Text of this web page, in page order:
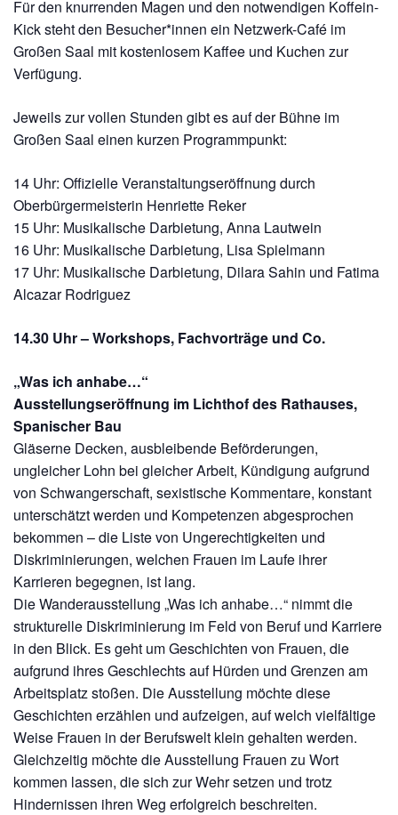
Für den knurrenden Magen und den notwendigen Koffein-
Kick steht den Besucher*innen ein Netzwerk-Café im
Großen Saal mit kostenlosem Kaffee und Kuchen zur
Verfügung.
Jeweils zur vollen Stunden gibt es auf der Bühne im
Großen Saal einen kurzen Programmpunkt:
14 Uhr: Offizielle Veranstaltungseröffnung durch
Oberbürgermeisterin Henriette Reker
15 Uhr: Musikalische Darbietung, Anna Lautwein
16 Uhr: Musikalische Darbietung, Lisa Spielmann
17 Uhr: Musikalische Darbietung, Dilara Sahin und Fatima
Alcazar Rodriguez
14.30 Uhr – Workshops, Fachvorträge und Co.
„Was ich anhabe…“
Ausstellungseröffnung im Lichthof des Rathauses,
Spanischer Bau
Gläserne Decken, ausbleibende Beförderungen,
ungleicher Lohn bei gleicher Arbeit, Kündigung aufgrund
von Schwangerschaft, sexistische Kommentare, konstant
unterschätzt werden und Kompetenzen abgesprochen
bekommen – die Liste von Ungerechtigkeiten und
Diskriminierungen, welchen Frauen im Laufe ihrer
Karrieren begegnen, ist lang.
Die Wanderausstellung „Was ich anhabe…“ nimmt die
strukturelle Diskriminierung im Feld von Beruf und Karriere
in den Blick. Es geht um Geschichten von Frauen, die
aufgrund ihres Geschlechts auf Hürden und Grenzen am
Arbeitsplatz stoßen. Die Ausstellung möchte diese
Geschichten erzählen und aufzeigen, auf welch vielfältige
Weise Frauen in der Berufswelt klein gehalten werden.
Gleichzeitig möchte die Ausstellung Frauen zu Wort
kommen lassen, die sich zur Wehr setzen und trotz
Hindernissen ihren Weg erfolgreich beschreiten.